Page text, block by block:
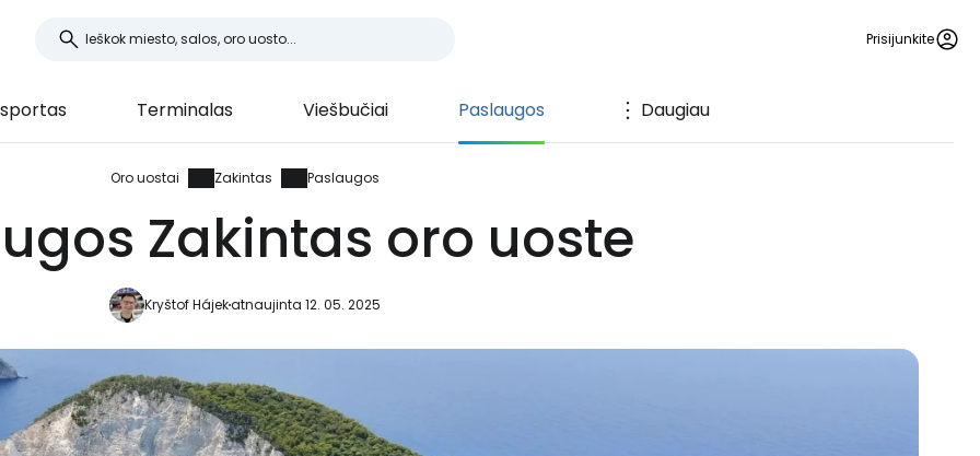
Prisijunkite
Terminalas Viešbučiai Paslaugos Daugiau
Oro uostai Zakintas Paslaugos
Zakintas oro uoste
Kryštof Hájekatnaujinta 12. 05. 2025